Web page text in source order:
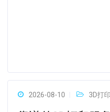
2026-08-10 3D打